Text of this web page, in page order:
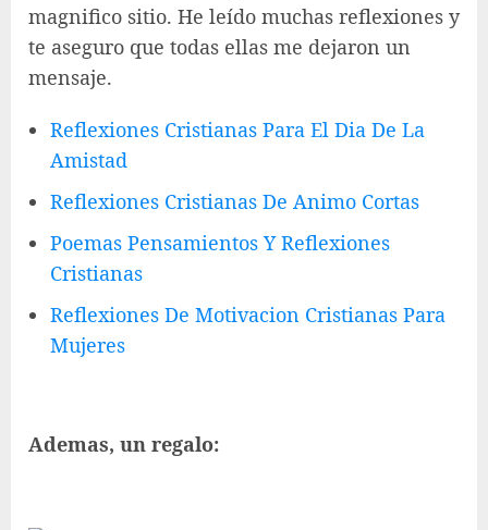
magnifico sitio. He leído muchas reflexiones y
te aseguro que todas ellas me dejaron un
mensaje.
Reflexiones Cristianas Para El Dia De La
Amistad
Reflexiones Cristianas De Animo Cortas
Poemas Pensamientos Y Reflexiones
Cristianas
Reflexiones De Motivacion Cristianas Para
Mujeres
Ademas, un regalo: